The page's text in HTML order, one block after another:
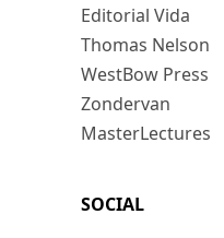
Editorial Vida
Thomas Nelson
WestBow Press
Zondervan
MasterLectures
SOCIAL